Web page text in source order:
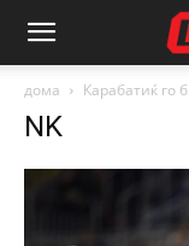
дома Карабатиќ го
NK